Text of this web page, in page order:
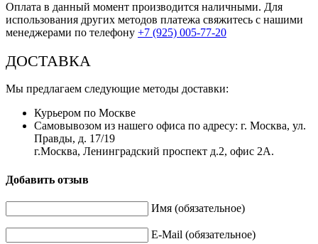
Оплата в данный момент производится наличными. Для
использования других методов платежа свяжитесь с нашими
менеджерами по телефону +7 (925) 005-77-20
ДОСТАВКА
Мы предлагаем следующие методы доставки:
Курьером по Москве
Самовывозом из нашего офиса по адресу: г. Москва, ул.
Правды, д. 17/19
г.Москва, Ленинградский проспект д.2, офис 2А.
Добавить отзыв
Имя (обязательное)
E-Mail (обязательное)